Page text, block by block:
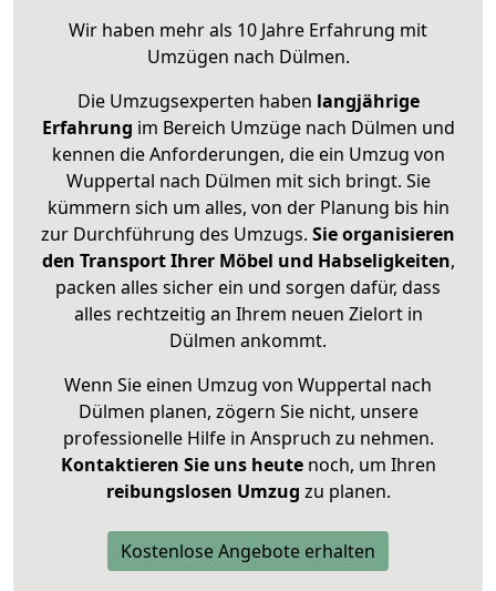
Wir haben mehr als 10 Jahre Erfahrung mit
Umzügen nach Dülmen.
Die Umzugsexperten haben langjährige
Erfahrung im Bereich Umzüge nach Dülmen und
kennen die Anforderungen, die ein Umzug von
Wuppertal nach Dülmen mit sich bringt. Sie
kümmern sich um alles, von der Planung bis hin
zur Durchführung des Umzugs. Sie organisieren
den Transport Ihrer Möbel und Habseligkeiten,
packen alles sicher ein und sorgen dafür, dass
alles rechtzeitig an Ihrem neuen Zielort in
Dülmen ankommt.
Wenn Sie einen Umzug von Wuppertal nach
Dülmen planen, zögern Sie nicht, unsere
professionelle Hilfe in Anspruch zu nehmen.
Kontaktieren Sie uns heutenoch, um Ihren
reibungslosen Umzug zu planen.
Kostenlose Angebote erhalten